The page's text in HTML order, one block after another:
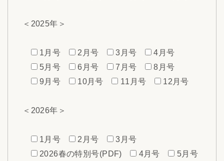
＜2025年＞
1月号 2月号 3月号
4月号
5月号
6月号 7月号
8月号
9月号
10月号 11月号 12月号
＜2026年＞
1月号 2月号
3月号
2026春の特別号(PDF)
4月号 5月号